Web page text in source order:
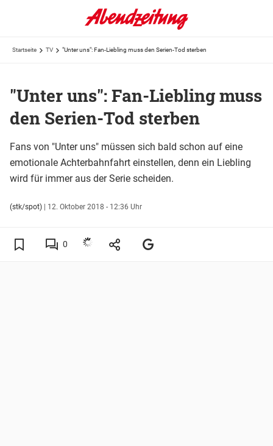
Startseite TV "Unter uns": Fan-Liebling muss den Serien-Tod sterben
"Unter uns": Fan-Liebling muss
den Serien-Tod sterben
Fans von "Unter uns" müssen sich bald schon auf eine
emotionale Achterbahnfahrt einstellen, denn ein Liebling
wird für immer aus der Serie scheiden.
(stk/spot) | 12. Oktober 2018 - 12:36 Uhr
0